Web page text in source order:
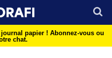
papier ! Abonnez-vous ou
chat.